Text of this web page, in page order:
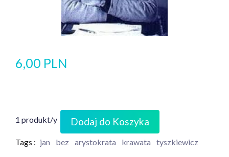
6,00 PLN
1 produkt/y Dodaj do Koszyka
Tags : jan bez arystokrata krawata tyszkiewicz